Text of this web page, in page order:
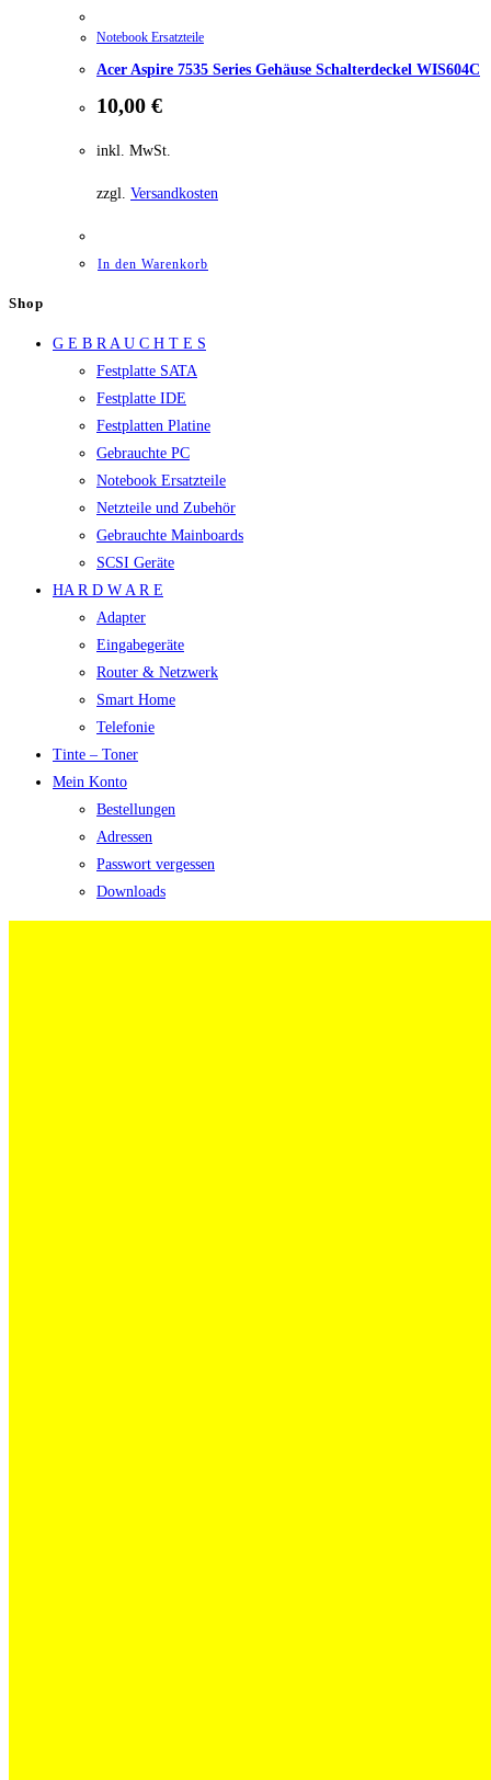
Notebook Ersatzteile
Acer Aspire 7535 Series Gehäuse Schalterdeckel WIS604C
10,00 €
inkl. MwSt.
zzgl. Versandkosten
In den Warenkorb
Shop
G E B R A U C H T E S
Festplatte SATA
Festplatte IDE
Festplatten Platine
Gebrauchte PC
Notebook Ersatzteile
Netzteile und Zubehör
Gebrauchte Mainboards
SCSI Geräte
HA R D W A R E
Adapter
Eingabegeräte
Router & Netzwerk
Smart Home
Telefonie
Tinte – Toner
Mein Konto
Bestellungen
Adressen
Passwort vergessen
Downloads